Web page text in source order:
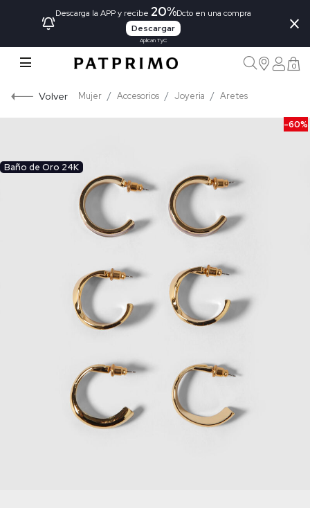
Descarga la APP y recibe 20%Dcto en una compra
Descargar
Aplican TyC
×
0
Volver Mujer Accesorios Joyeria Aretes
-60%
Baño de Oro 24K